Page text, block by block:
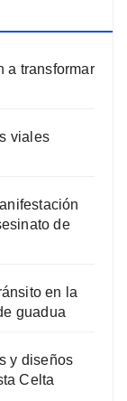
a transformar
viales
de
en la
guadua
y diseños
Celta